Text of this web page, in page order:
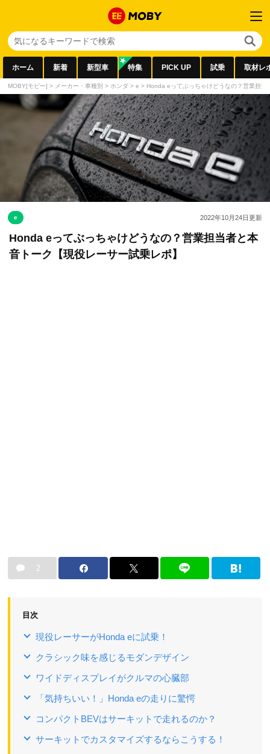
ホーム 新着 新型車 特集 PICK UP 試乗 取材レ
MOBY[モビー] > メーカー・車種別 > ホンダ > e > Honda eってぶっちゃけどうなの？営業担
e 2022年10月24日更新
Honda eってぶっちゃけどうなの？営業担当者と本
音トーク【現役レーサー試乗レポ】
2
目次
現役レーサーがHonda eに試乗！
クラシック味を感じるモダンデザイン
ワイドディスプレイがクルマの心臓部
「気持ちいい！」Honda eの走りに驚愕
コンパクトBEVはサーキットで走れるのか？
サーキットでカスタマイズするならこうする！